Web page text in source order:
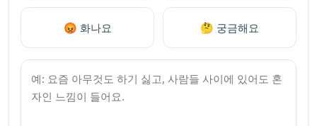
😡 화나요 🤔 궁금해요